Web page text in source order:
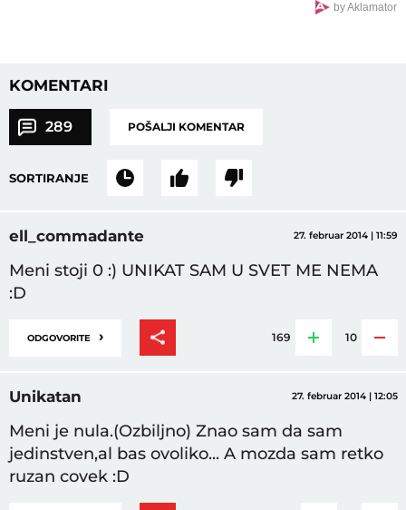
by Aklamator
KOMENTARI
289 POŠALJI KOMENTAR
SORTIRANJE
ell_commadante 27. februar 2014 | 11:59
Meni stoji 0 :) UNIKAT SAM U SVET ME NEMA
:D
ODGOVORITE › 169 10
Unikatan 27. februar 2014 | 12:05
Meni je nula.(Ozbiljno) Znao sam da sam
jedinstven,al bas ovoliko... A mozda sam retko
ruzan covek :D